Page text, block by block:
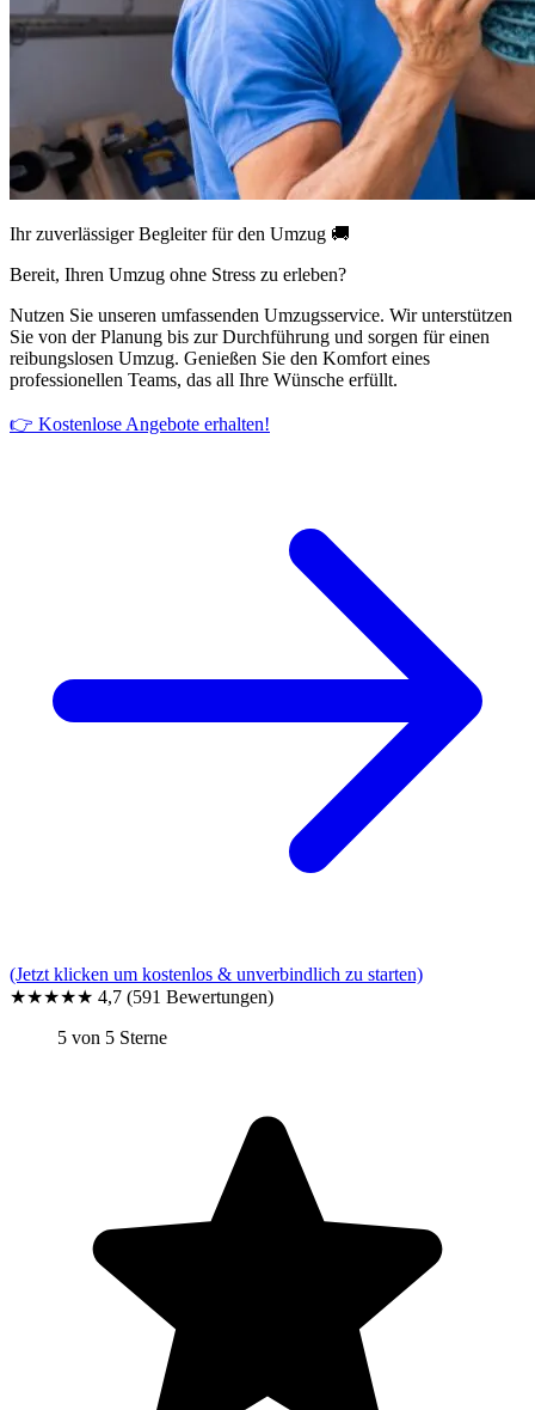
Ihr zuverlässiger Begleiter für den Umzug 🚚
Bereit, Ihren Umzug ohne Stress zu erleben?
Nutzen Sie unseren umfassenden Umzugsservice. Wir unterstützen
Sie von der Planung bis zur Durchführung und sorgen für einen
reibungslosen Umzug. Genießen Sie den Komfort eines
professionellen Teams, das all Ihre Wünsche erfüllt.
👉 Kostenlose Angebote erhalten!
(Jetzt klicken um kostenlos & unverbindlich zu starten)
★★★★★ 4,7 (591 Bewertungen)
5 von 5 Sterne